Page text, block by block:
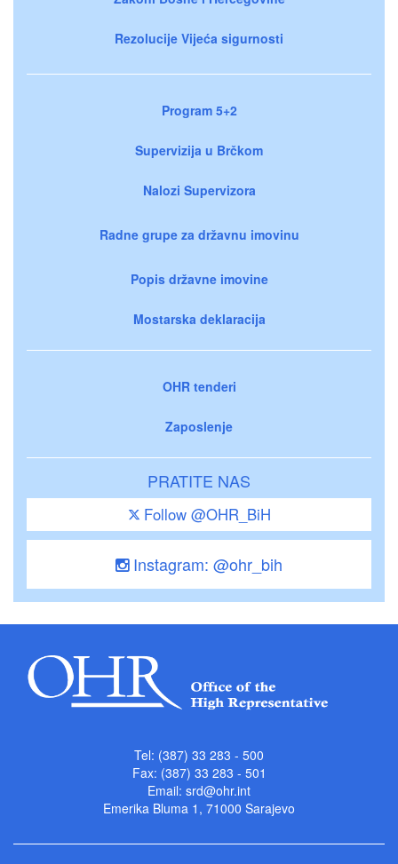
Rezolucije Vijeća sigurnosti
Program 5+2
Supervizija u Brčkom
Nalozi Supervizora
Radne grupe za državnu imovinu
Popis državne imovine
Mostarska deklaracija
OHR tenderi
Zaposlenje
PRATITE NAS
Follow @OHR_BiH
Instagram: @ohr_bih
Tel: (387) 33 283 - 500
Fax: (387) 33 283 - 501
Email: srd@ohr.int
Emerika Bluma 1, 71000 Sarajevo